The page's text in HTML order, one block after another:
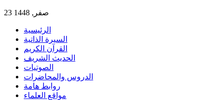
23 صفر, 1448
الرئيسية
السيرة الذاتية
القرآن الكريم
الحديث الشريف
الصوتيات
الدروس والمحاضرات
روابط هامة
مواقع العلماء